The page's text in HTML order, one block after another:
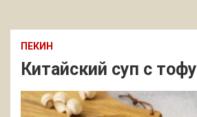
ПЕКИН
Китайский суп с тофу